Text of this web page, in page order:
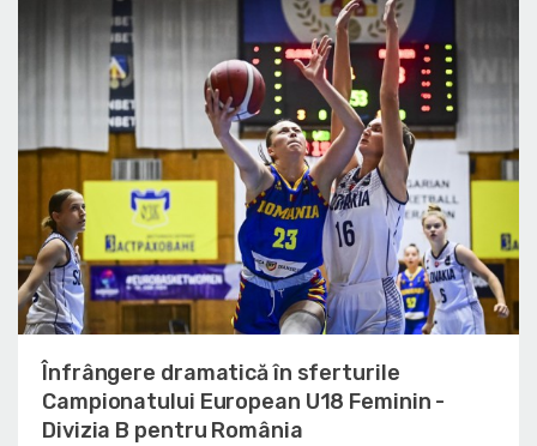
Înfrângere dramatică în sferturile
Campionatului European U18 Feminin -
Divizia B pentru România